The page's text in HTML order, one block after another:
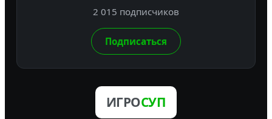
2 015 подписчиков
Подписаться
ИГРОСУП